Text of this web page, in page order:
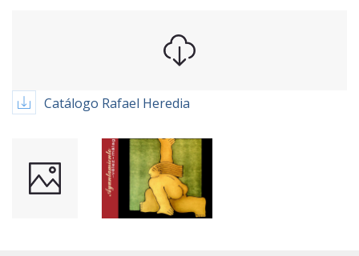
Catálogo Rafael Heredia